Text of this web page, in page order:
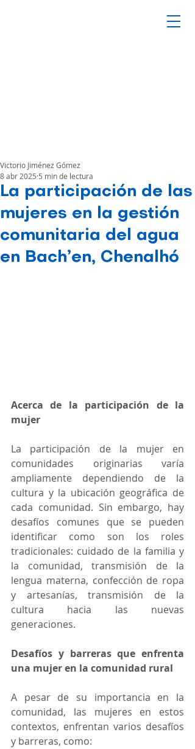
La participación de las
mujeres en la gestión
comunitaria del agua
en Bach’en, Chenalhó
Victorio Jiménez Gómez
8 abr 2025 5 min de lectura
Acerca de la participación de la
mujer
La participación de la mujer en
comunidades originarias varía
ampliamente dependiendo de la
cultura y la ubicación geográfica de
cada comunidad. Sin embargo, hay
desafíos comunes que se pueden
identificar como son los roles
tradicionales: cuidado de la familia y
la comunidad, transmisión de la
lengua materna, confección de ropa
y artesanías, transmisión de la
cultura hacia las nuevas
generaciones.
Desafíos y barreras que enfrenta
una mujer en la comunidad rural
A pesar de su importancia en la
comunidad, las mujeres en estos
contextos, enfrentan varios desafíos
y barreras, como: